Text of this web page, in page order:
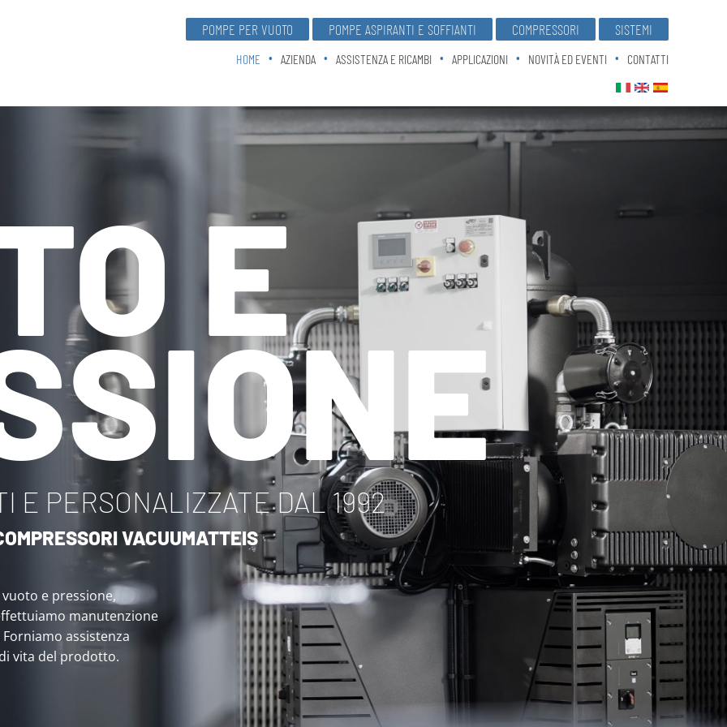
POMPE PER VUOTO POMPE ASPIRANTI E SOFFIANTI COMPRESSORI SISTEMI
HOME AZIENDA ASSISTENZA E RICAMBI APPLICAZIONI NOVITÀ ED EVENTI CONTATTI
E
E PERSONALIZZATE DAL 1992
VACUUMATTEIS
e pressione,
manutenzione
assistenza
vita del prodotto.